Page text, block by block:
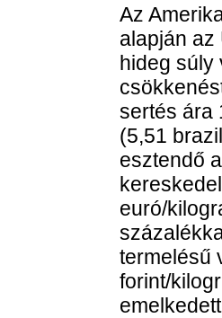
Az
alapján az
hideg súly
sertés ára
(5,51
esztendő
euró/
termelésű
forint/